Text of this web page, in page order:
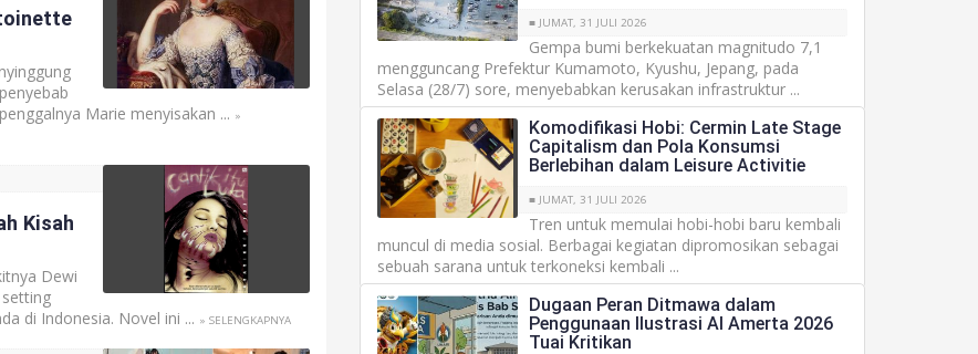
Marie menyisakan ... »
Kisah
Dewi
di Indonesia. Novel ini ... » SELENGKAPNYA
■ JUMAT, 31 JULI 2026
Gempa bumi berkekuatan magnitudo 7,1
mengguncang Prefektur Kumamoto, Kyushu, Jepang, pada
Selasa (28/7) sore, menyebabkan kerusakan infrastruktur ...
Komodifikasi Hobi: Cermin Late Stage
Capitalism dan Pola Konsumsi
Berlebihan dalam Leisure Activitie
■ JUMAT, 31 JULI 2026
Tren untuk memulai hobi-hobi baru kembali
muncul di media sosial. Berbagai kegiatan dipromosikan sebagai
sebuah sarana untuk terkoneksi kembali ...
Dugaan Peran Ditmawa dalam
Penggunaan Ilustrasi AI Amerta 2026
Tuai Kritikan